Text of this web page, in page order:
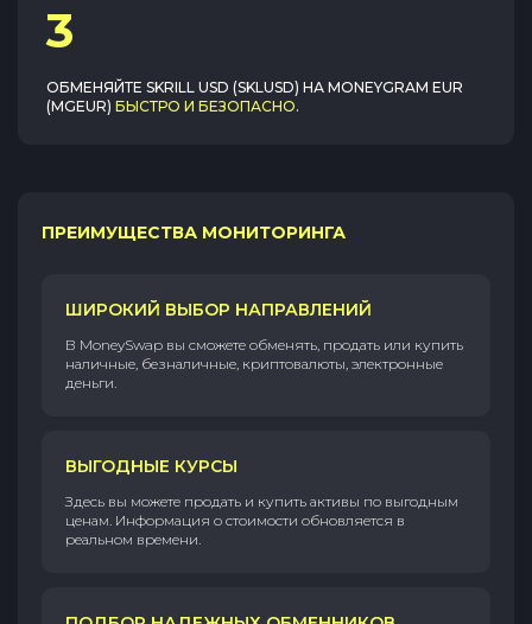
3
ОБМЕНЯЙТЕ SKRILL USD (SKLUSD) НА MONEYGRAM EUR
(MGEUR) БЫСТРО И БЕЗОПАСНО.
ПРЕИМУЩЕСТВА МОНИТОРИНГА
ШИРОКИЙ ВЫБОР НАПРАВЛЕНИЙ
В MoneySwap вы сможете обменять, продать или купить
наличные, безналичные, криптовалюты, электронные
деньги.
ВЫГОДНЫЕ КУРСЫ
Здесь вы можете продать и купить активы по выгодным
ценам. Информация о стоимости обновляется в
реальном времени.